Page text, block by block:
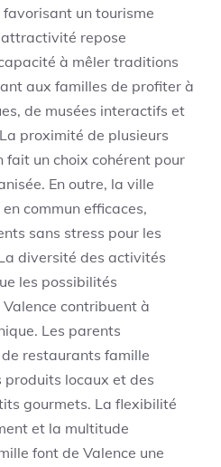
un tourisme
repose
à mêler traditions
aux familles de profiter à
de musées interactifs et
proximité de plusieurs
un choix cohérent pour
En outre, la ville
commun efficaces,
sans stress pour les
diversité des activités
les possibilités
contribuent à
Les parents
restaurants famille
produits locaux et des
gourmets. La flexibilité
et la multitude
font de Valence une